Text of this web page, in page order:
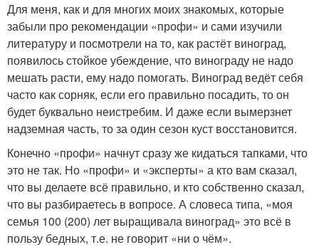
Для меня, как и для многих моих знакомых, которые
забыли про рекомендации «профи» и сами изучили
литературу и посмотрели на то, как растёт виноград,
появилось стойкое убеждение, что винограду не надо
мешать расти, ему надо помогать. Виноград ведёт себя
часто как сорняк, если его правильно посадить, то он
будет буквально неистребим. И даже если вымерзнет
надземная часть, то за один сезон куст восстановится.
Конечно «профи» начнут сразу же кидаться тапками, что
это не так. Но «профи» и «эксперты» а кто вам сказал,
что вы делаете всё правильно, и кто собственно сказал,
что вы разбираетесь в вопросе. А словеса типа, «моя
семья 100 (200) лет выращивала виноград» это всё в
пользу бедных, т.е. не говорит «ни о чём».